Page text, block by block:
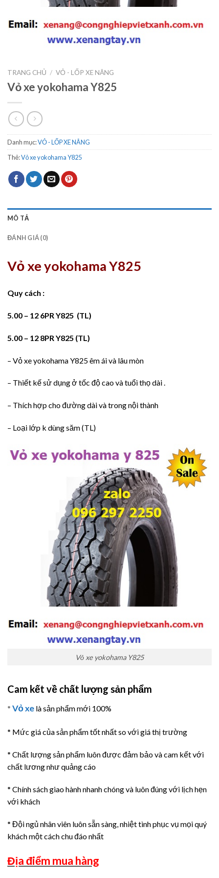
TRANG CHỦ / VỎ - LỐP XE NÂNG
Vỏ xe yokohama Y825
Danh mục:VỎ - LỐP XE NÂNG
Thẻ:Vỏ xe yokohama Y825
MÔ TẢ
ĐÁNH GIÁ (0)
Vỏ xe yokohama Y825
Quy cách :
5.00 – 12 6PR Y825 (TL)
5.00 – 12 8PR Y825 (TL)
– Vỏ xe yokohama Y825 êm ái và lâu mòn
– Thiết kế sử dụng ở tốc độ cao và tuổi thọ dài .
– Thích hợp cho đường dài và trong nội thành
– Loại lớp k dùng săm (TL)
Vỏ xe yokohama Y825
Cam kết về chất lượng sản phẩm
* Vỏ xe là sản phẩm mới 100%
* Mức giá của sản phẩm tốt nhất so với giá thị trường
* Chất lượng sản phẩm luôn được đảm bảo và cam kết với
chất lương như quảng cáo
* Chính sách giao hành nhanh chóng và luôn đúng với lịch hẹn
với khách
* Đội ngủ nhân viên luôn sẵn sàng, nhiệt tình phục vụ mọi quý
khách một cách chu đáo nhất
Địa điểm mua hàng